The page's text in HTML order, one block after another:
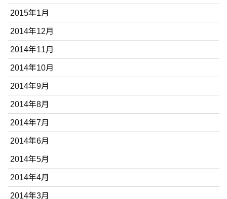
2015年1月
2014年12月
2014年11月
2014年10月
2014年9月
2014年8月
2014年7月
2014年6月
2014年5月
2014年4月
2014年3月